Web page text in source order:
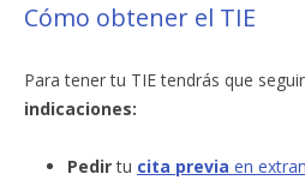
Cómo obtener el TIE
Para tener tu TIE tendrás que
indicaciones:
Pedirtu cita previa en